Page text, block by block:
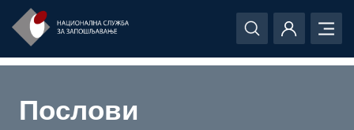
Послови